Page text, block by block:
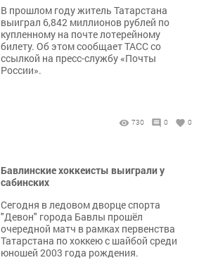
В прошлом году житель Татарстана
выиграл 6,842 миллионов рублей по
купленному на почте лотерейному
билету. Об этом сообщает ТАСС со
ссылкой на пресс-службу «Почты
России».
730 0 0
Бавлинские хоккеисты выиграли у
сабинских
Сегодня в ледовом дворце спорта
"Девон" города Бавлы прошёл
очередной матч в рамках первенства
Татарстана по хоккею с шайбой среди
юношей 2003 года рождения.